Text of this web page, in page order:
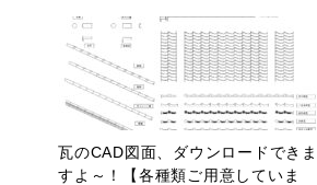
瓦のCAD図面、ダウンロードできま
すよ～！【各種類ご用意していま